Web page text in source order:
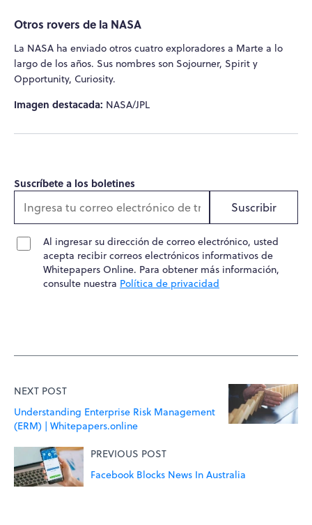
Otros rovers de la NASA
La NASA ha enviado otros cuatro exploradores a Marte a lo
largo de los años. Sus nombres son Sojourner, Spirit y
Opportunity, Curiosity.
Imagen destacada: NASA/JPL
Suscríbete a los boletines
Suscribir
Al ingresar su dirección de correo electrónico, usted
acepta recibir correos electrónicos informativos de
Whitepapers Online. Para obtener más información,
consulte nuestra Política de privacidad
NEXT POST
Understanding Enterprise Risk Management
(ERM) | Whitepapers.online
PREVIOUS POST
Facebook Blocks News In Australia